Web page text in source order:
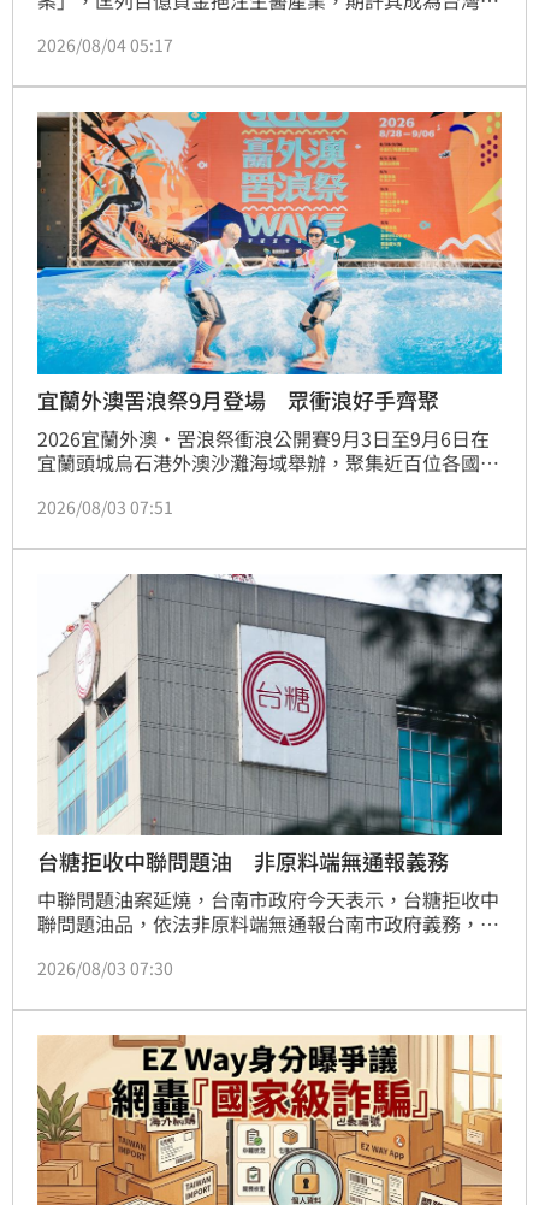
業，協助跨越臨床驗證與商業化門檻。隨著生醫基金拍
百億基金計畫將全數落實。此外，國發基金同步啟動
「企業投資美國融資保證機制」，首期挹注8億美元，
攜手15家銀行提供13.75億美元保證專款，預計帶動高
達550億美元的企業融資需求，全力支持台廠全球布
局，並透過資金槓桿效應，協助本土企業突破資金斷層
與結構性困境，促進產業接軌國際市場。
2026/08/04 05:17
宜蘭外澳罟浪祭9月登場 眾衝浪好手齊聚
2026宜蘭外澳‧罟浪祭衝浪公開賽9月3日至9月6日在
宜蘭頭城烏石港外澳沙灘海域舉辦，聚集近百位各國的
祭音樂饗宴」更為今年注入最熱情、最搖滾、最醉心的
空最美麗的視覺與聽覺享受。
2026/08/03 07:51
台糖拒收中聯問題油 非原料端無通報義務
中聯問題油案延燒，台南市政府今天表示，台糖拒收中
聯問題油品，依法非原料端無通報台南市政府義務，台
務，此為錯誤解讀。
2026/08/03 07:30